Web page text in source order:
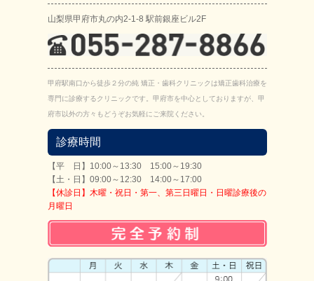
山梨県甲府市丸の内2-1-8 駅前銀座ビル2F
甲府駅南口から徒歩２分の純 矯正・歯科クリニックは矯正歯科治療を
専門に診療するクリニックです。甲府市を中心としておりますが、甲
府市以外の方々もどうぞお気軽にご来院ください。
診療時間
【平 日】10:00～13:30 15:00～19:30
【土・日】09:00～12:30 14:00～17:00
【休診日】木曜・祝日・第一、第三日曜日・日曜診療後の
月曜日